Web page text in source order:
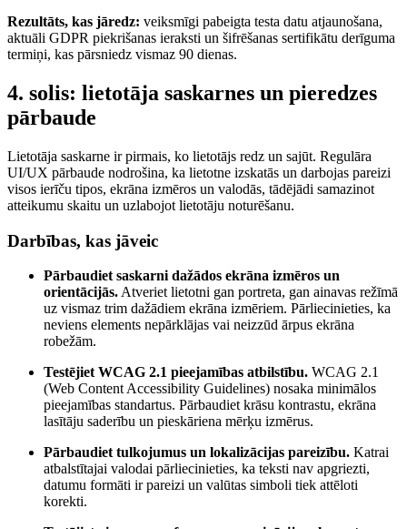
Rezultāts, kas jāredz: veiksmīgi pabeigta testa datu atjaunošana,
aktuāli GDPR piekrišanas ieraksti un šifrēšanas sertifikātu derīguma
termiņi, kas pārsniedz vismaz 90 dienas.
4. solis: lietotāja saskarnes un pieredzes
pārbaude
Lietotāja saskarne ir pirmais, ko lietotājs redz un sajūt. Regulāra
UI/UX pārbaude nodrošina, ka lietotne izskatās un darbojas pareizi
visos ierīču tipos, ekrāna izmēros un valodās, tādējādi samazinot
atteikumu skaitu un uzlabojot lietotāju noturēšanu.
Darbības, kas jāveic
Pārbaudiet saskarni dažādos ekrāna izmēros un
orientācijās. Atveriet lietotni gan portreta, gan ainavas režīmā
uz vismaz trim dažādiem ekrāna izmēriem. Pārliecinieties, ka
neviens elements nepārklājas vai neizzūd ārpus ekrāna
robežām.
Testējiet WCAG 2.1 pieejamības atbilstību. WCAG 2.1
(Web Content Accessibility Guidelines) nosaka minimālos
pieejamības standartus. Pārbaudiet krāsu kontrastu, ekrāna
lasītāju saderību un pieskāriena mērķu izmērus.
Pārbaudiet tulkojumus un lokalizācijas pareizību. Katrai
atbalstītajai valodai pārliecinieties, ka teksti nav apgriezti,
datumu formāti ir pareizi un valūtas simboli tiek attēloti
korekti.